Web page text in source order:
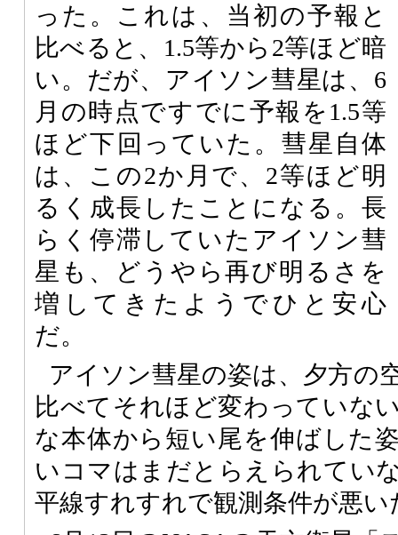
った。これは、当初の予報と
比べると、1.5等から2等ほど暗
い。だが、アイソン彗星は、6
月の時点ですでに予報を1.5等
ほど下回っていた。彗星自体
は、この2か月で、2等ほど明
るく成長したことになる。長
らく停滞していたアイソン彗
星も、どうやら再び明るさを
増してきたようでひと安心
だ。
アイソン彗星の姿は、夕方の
比べてそれほど変わっていな
な本体から短い尾を伸ばした
いコマはまだとらえられてい
平線すれすれで観測条件が悪